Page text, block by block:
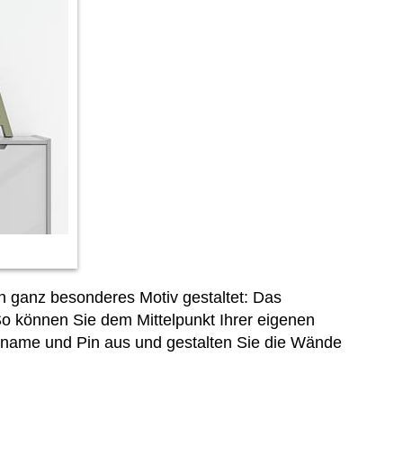
ganz besonderes Motiv gestaltet: Das
können Sie dem Mittelpunkt Ihrer eigenen
und Pin aus und gestalten Sie die Wände